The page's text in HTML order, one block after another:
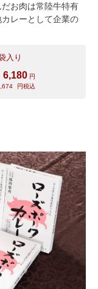
お肉は常陸牛特有
レーとして企業の
入り
6,180 円
円税込